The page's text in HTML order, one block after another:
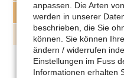
Online-Recht & DSGVO
Print & Office
anpassen. Die Arten
werden in unserer
beschrieben, die Sie
können. Sie können
ändern / widerrufen
Einstellungen im Fuss
Informationen erhalten